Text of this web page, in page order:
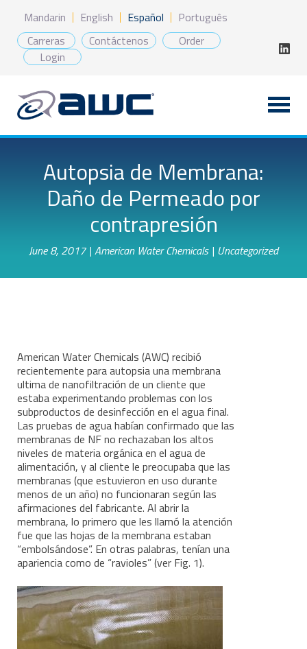
contenido
Mandarin English Español
Português
Carreras
Contáctenos
Order
Login
Autopsia de Membrana:
Daño de Permeado por
contrapresión
June 8, 2017| American Water Chemicals| Uncategorized
American Water Chemicals (AWC) recibió
recientemente para autopsia una membrana
ultima de nanofiltración de un cliente que
estaba experimentando problemas con los
subproductos de desinfección en el agua final.
Las pruebas de agua habían confirmado que las
membranas de NF no rechazaban los altos
niveles de materia orgánica en el agua de
alimentación, y al cliente le preocupaba que las
membranas (que estuvieron en uso durante
menos de un año) no funcionaran según las
afirmaciones del fabricante. Al abrir la
membrana, lo primero que les llamó la atención
fue que las hojas de la membrana estaban
“embolsándose”. En otras palabras, tenían una
apariencia como de “ravioles” (ver Fig. 1).